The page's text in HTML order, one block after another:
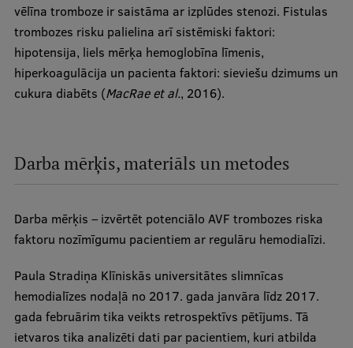
vēlīna tromboze ir saistāma ar izplūdes stenozi. Fistulas
trombozes risku palielina arī sistēmiski faktori:
hipotensija, liels mērķa hemoglobīna līmenis,
hiperkoagulācija un pacienta faktori: sieviešu dzimums un
cukura diabēts (MacRae et al., 2016).
Darba mērķis, materiāls un metodes
Darba mērķis – izvērtēt potenciālo AVF trombozes riska
faktoru nozīmīgumu pacientiem ar regulāru hemodialīzi.
Paula Stradiņa Klīniskās universitātes slimnīcas
hemodialīzes nodaļā no 2017. gada janvāra līdz 2017.
gada februārim tika veikts retrospektīvs pētījums. Tā
ietvaros tika analizēti dati par pacientiem, kuri atbilda